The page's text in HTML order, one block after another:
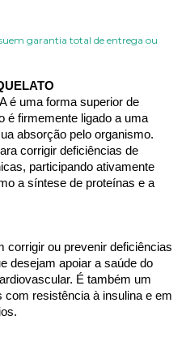
garantia total de entrega ou
é uma forma superior de
é firmemente ligado a uma
absorção pelo organismo.
corrigir deficiências de
participando ativamente
a síntese de proteínas e a
corrigir ou prevenir deficiências
desejam apoiar a saúde do
É também um
com resistência à insulina e em